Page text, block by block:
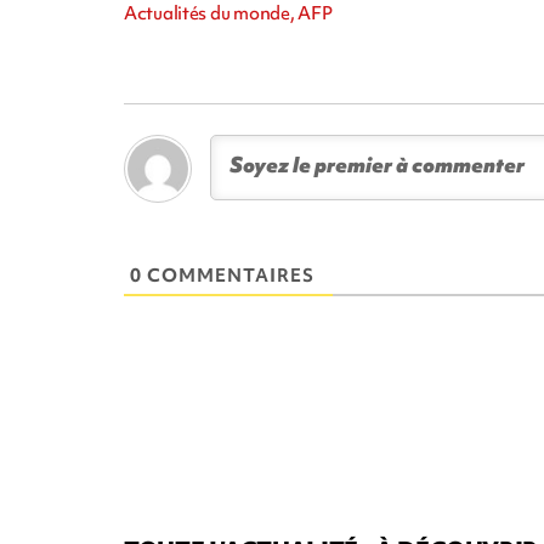
Actualités du monde, AFP
0 COMMENTAIRES